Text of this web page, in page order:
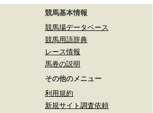
競馬基本情報
競馬場データベース
競馬用語辞典
レース情報
馬券の説明
その他のメニュー
利用規約
新規サイト調査依頼